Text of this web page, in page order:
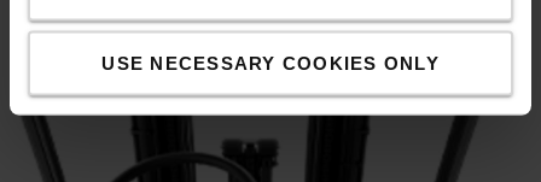
USE NECESSARY COOKIES ONLY